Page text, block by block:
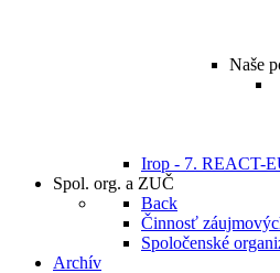
Naše
Irop - 7. REACT-
Spol. org. a ZUČ
Back
Činnosť
Spoločenské
Archív